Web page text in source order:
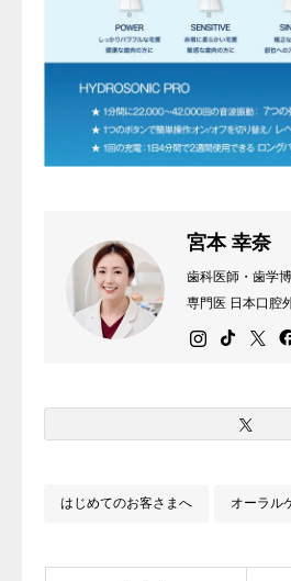
宮本 幸奈
歯科医師・歯学
専門医 日本口腔
傷歯学会認定医
ベートは17歳チ
実は潜水士免許
はじめてのお客さまへ オーラル